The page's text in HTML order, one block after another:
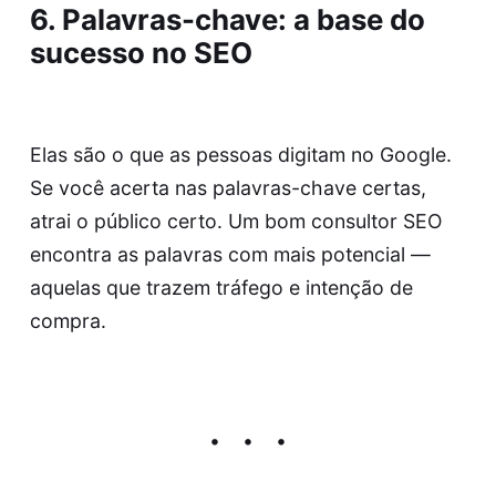
6. Palavras-chave: a base do
sucesso no SEO
Elas são o que as pessoas digitam no Google.
Se você acerta nas palavras-chave certas,
atrai o público certo. Um bom consultor SEO
encontra as palavras com mais potencial —
aquelas que trazem tráfego e intenção de
compra.